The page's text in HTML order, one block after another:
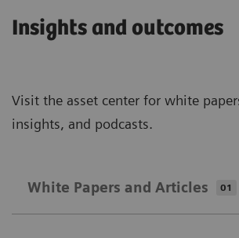
Insights and outcomes
Visit the asset center for white
insights, and podcasts.
White Papers and Articles 01